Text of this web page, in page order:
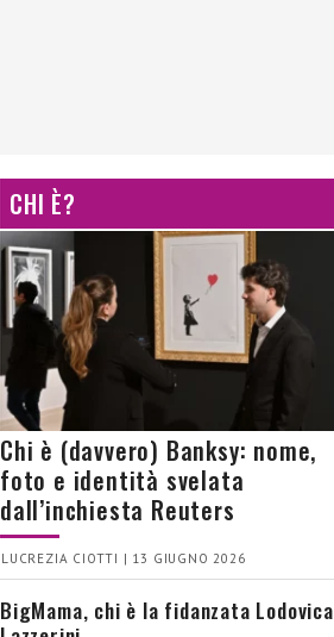
CHI È?
Chi è (davvero) Banksy: nome,
foto e identità svelata
dall’inchiesta Reuters
LUCREZIA CIOTTI | 13 GIUGNO 2026
BigMama, chi è la fidanzata Lodovica